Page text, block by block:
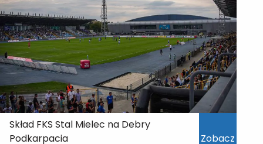
Skład FKS Stal Mielec na Debry
Podkarpacia
Zobacz